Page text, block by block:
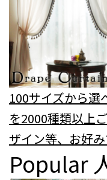
100サイズから選
を2000種類以上
ザイン等、お好み
Popular